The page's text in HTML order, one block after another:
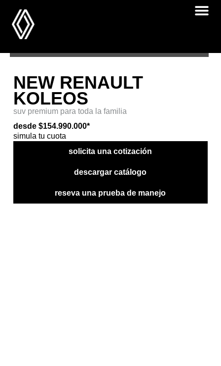
KOLEOS
una
prueba
NEW RENAULT
KOLEOS
suv premium para toda la familia
desde $154.990.000*
simula tu cuota
solicita una cotización
descargar catálogo
reseva una prueba de manejo